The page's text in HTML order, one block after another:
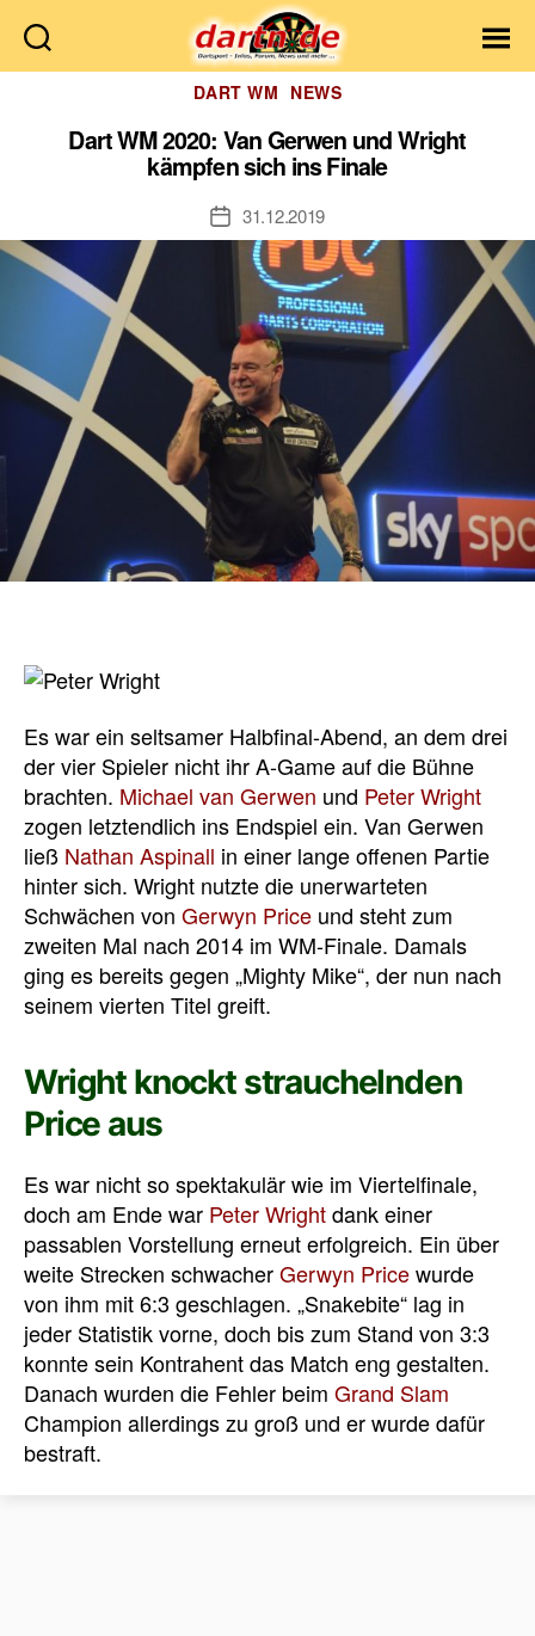
Dartn.de
Kategorien
DART WM NEWS
Dart WM 2020: Van Gerwen und Wright
kämpfen sich ins Finale
Veröffentlichungsdatum
31.12.2019
Es war ein seltsamer Halbfinal-Abend, an dem drei
der vier Spieler nicht ihr A-Game auf die Bühne
brachten. Michael van Gerwen und Peter Wright
zogen letztendlich ins Endspiel ein. Van Gerwen
ließ Nathan Aspinall in einer lange offenen Partie
hinter sich. Wright nutzte die unerwarteten
Schwächen von Gerwyn Price und steht zum
zweiten Mal nach 2014 im WM-Finale. Damals
ging es bereits gegen „Mighty Mike“, der nun nach
seinem vierten Titel greift.
Wright knockt strauchelnden
Price aus
Es war nicht so spektakulär wie im Viertelfinale,
doch am Ende war Peter Wrightdank einer
passablen Vorstellung erneut erfolgreich. Ein über
weite Strecken schwacherGerwyn Pricewurde
von ihm mit 6:3 geschlagen. „Snakebite“ lag in
jeder Statistik vorne, doch bis zum Stand von 3:3
konnte sein Kontrahent das Match eng gestalten.
Danach wurden die Fehler beim Grand Slam
Champion allerdings zu groß und er wurde dafür
bestraft.